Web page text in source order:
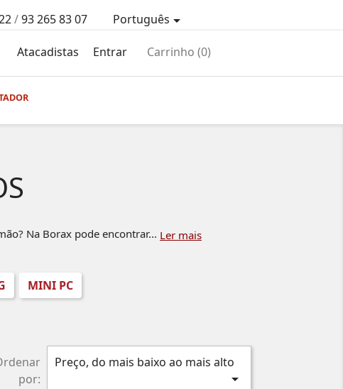
/93 265 83 07 Português
Atacadistas Entrar Carrinho (0)
Na Borax pode encontrar... Ler mais
MINI PC
por:
Preço, do mais baixo ao mais alto
